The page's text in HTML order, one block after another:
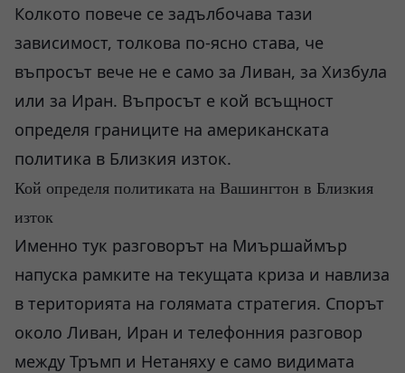
Колкото повече се задълбочава тази
зависимост, толкова по-ясно става, че
въпросът вече не е само за Ливан, за Хизбула
или за Иран. Въпросът е кой всъщност
определя границите на американската
политика в Близкия изток.
Кой определя политиката на Вашингтон в Близкия
изток
Именно тук разговорът на Миършаймър
напуска рамките на текущата криза и навлиза
в територията на голямата стратегия. Спорът
около Ливан, Иран и телефонния разговор
между Тръмп и Нетаняху е само видимата